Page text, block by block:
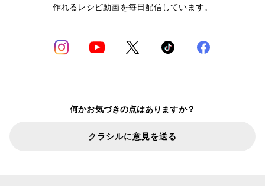
作れるレシピ動画を毎日配信しています。
何かお気づきの点はありますか？
クラシルに意見を送る